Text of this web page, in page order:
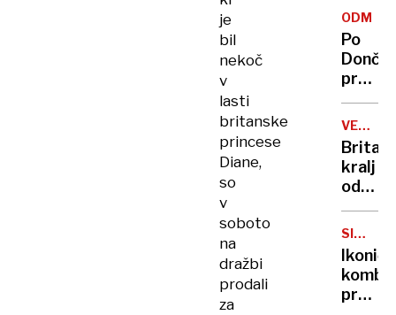
je
bil
nekoč
v
lasti
britanske
princese
Diane,
so
v
soboto
na
dražbi
prodali
za
cilji
vlade
Po
Karma
je
psica,
Nico
pa
njen
sin
VELIKA
kralj
zaradi
raka
SIMBOL
kombi